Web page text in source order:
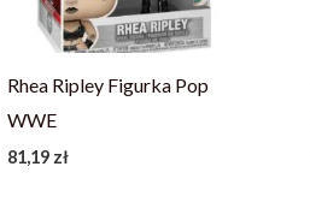
Rhea Ripley Figurka Pop
WWE
81,19 zł